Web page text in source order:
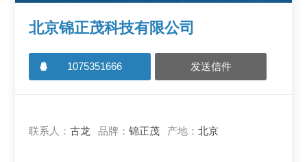
北京锦正茂科技有限公司
1075351666 发送信件
联系人：古龙 品牌：锦正茂 产地：北京